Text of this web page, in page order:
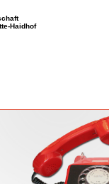
Haidhof